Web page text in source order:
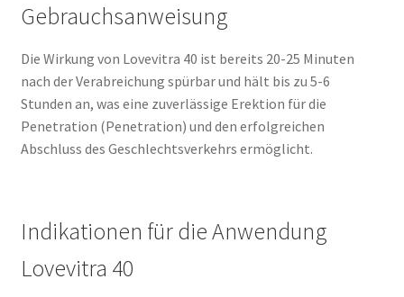
Gebrauchsanweisung
Die Wirkung von Lovevitra 40 ist bereits 20-25 Minuten
nach der Verabreichung spürbar und hält bis zu 5-6
Stunden an, was eine zuverlässige Erektion für die
Penetration (Penetration) und den erfolgreichen
Abschluss des Geschlechtsverkehrs ermöglicht.
Indikationen für die Anwendung
Lovevitra 40